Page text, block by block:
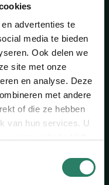
advertenties te
media te bieden
Ook delen we
site met onze
en analyse. Deze
met andere
of die ze hebben
van hun services. U